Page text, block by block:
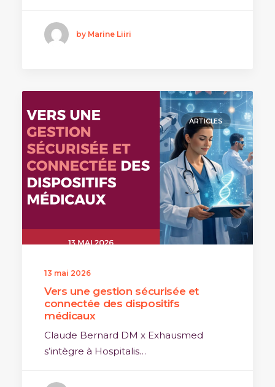
by Marine Liiri
ARTICLES
13 mai 2026
Vers une gestion sécurisée et
connectée des dispositifs
médicaux
Claude Bernard DM x Exhausmed
s’intègre à Hospitalis…